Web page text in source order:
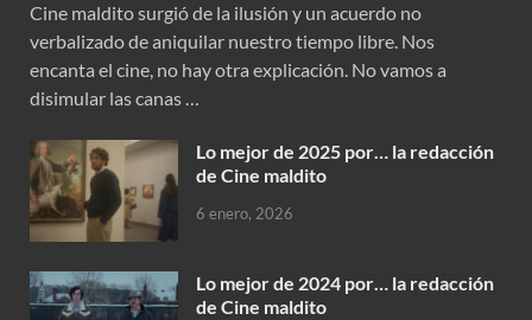
Cine maldito surgió de la ilusión y un acuerdo no
verbalizado de aniquilar nuestro tiempo libre. Nos
encanta el cine, no hay otra explicación. No vamos a
disimular las canas …
Lo mejor de 2025 por… la redacción
de Cine maldito
6 enero, 2026
Lo mejor de 2024 por… la redacción
de Cine maldito